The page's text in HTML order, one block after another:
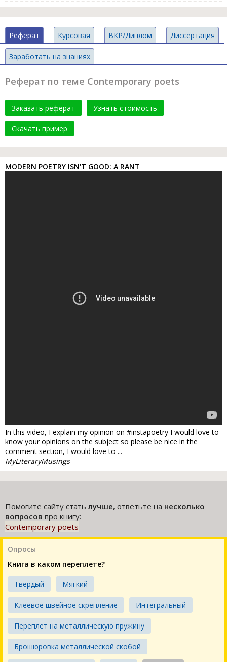
Реферат Курсовая ВКР/Диплом Диссертация
Заработать на знаниях
Реферат по теме Contemporary poets
Заказать реферат Узнать стоимость
Скачать пример
MODERN POETRY ISN'T GOOD: A RANT
In this video, I explain my opinion on #instapoetry I would love to
know your opinions on the subject so please be nice in the
comment section, I would love to ...
MyLiteraryMusings
Помогите сайту статьлучше, ответьте на несколько
вопросов про книгу:
Contemporary poets
Опросы
Книга в каком переплете?
Твердый Мягкий
Клеевое швейное скрепление Интегральный
Переплет на металлическую пружину
Брошюровка металлической скобой